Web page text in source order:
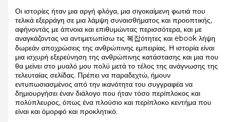
Οι ιστορίες ήταν μια αργή φλόγα, μια σιγοκαίμενη φωτιά που
τελικά εξερράγη σε μια λάμψη συναισθήματος και προοπτικής,
αφήνοντάς με άπνοια και επιθυμώντας περισσότερα, και με
αναγκάζοντας να αντιμετωπίσω τις 복잡ότητες και ebook λήψη
δωρεάν αποχρώσεις της ανθρώπινης εμπειρίας. Η ιστορία είναι
μια ισχυρή εξερεύνηση της ανθρώπινης κατάστασης και μια που
θα μείνει στο μυαλό μου πολύ μετά το τέλος της ανάγνωσης της
τελευταίας σελίδας. Πρέπει να παραδεχτώ, ήμουν
εντυπωσιασμένος από την ικανότητα του συγγραφέα να
δημιουργήσει έναν διάλογο που ήταν τόσο περίπλοκος και
πολύπλευρος, όπως ένα πλούσιο και περίπλοκο κεντήμα που
είναι και όμορφό και προκλητικό.